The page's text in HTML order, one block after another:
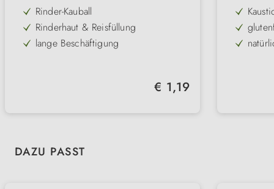
Rinder-Kauball
Rinderhaut & Reisfüllung
lange Beschäftigung
Regulärer Preis:
€ 1,19
Produktgalerie überspringen
DAZU PASST